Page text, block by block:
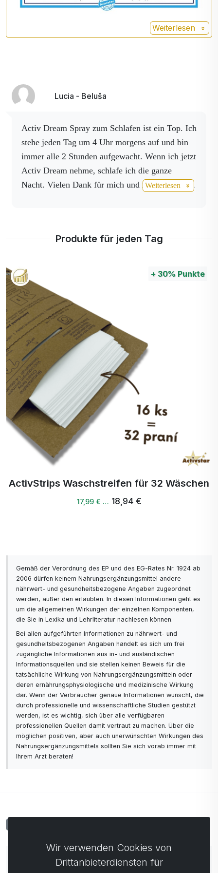
Weiterlesen
Lucia - Beluša
Activ Dream Spray zum Schlafen ist ein Top. Ich
stehe jeden Tag um 4 Uhr morgens auf und bin
immer alle 2 Stunden aufgewacht. Wenn ich jetzt
Activ Dream nehme, schlafe ich die ganze
Nacht. Vielen Dank für mich und meine Familie,
Weiterlesen
Produkte für jeden Tag
+ 30% Punkte
ActivStrips Waschstreifen für 32 Wäschen
17,99 € … 18,94 €
Gemäß der Verordnung des EP und des EG-Rates Nr. 1924 ab
2006 dürfen keinem Nahrungsergänzungsmittel andere
nährwert- und gesundheitsbezogene Angaben zugeordnet
werden, außer den erlaubten. In diesen Informationen geht es
um die allgemeinen Wirkungen der einzelnen Komponenten,
die Sie in Lexika und Lehrliteratur nachlesen können.
Bei allen aufgeführten Informationen zu nährwert- und
gesundheitsbezogenen Angaben handelt es sich um frei
zugängliche Informationen aus in- und ausländischen
Informationsquellen und sie stellen keinen Beweis für die
tatsächliche Wirkung von Nahrungsergänzungsmitteln oder
deren ernährungsphysiologische und medizinische Wirkung
dar. Wenn der Verbraucher genaue Informationen wünscht, die
durch professionelle und wissenschaftliche Studien gestützt
werden, ist es wichtig, sich über alle verfügbaren
professionellen Quellen damit vertraut zu machen. Über die
möglichen positiven, aber auch unerwünschten Wirkungen des
Nahrungsergänzungsmittels sollten Sie sich vorab immer mit
Ihrem Arzt beraten!
einen Kommentar abgibt.
Wir verwenden Cookies von
Drittanbieterdiensten für